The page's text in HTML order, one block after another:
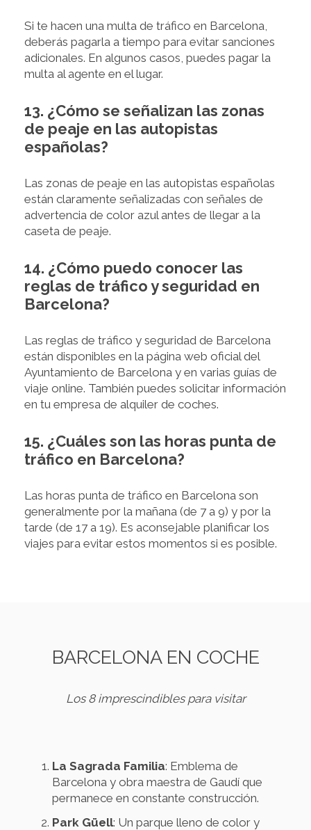
Si te hacen una multa de tráfico en Barcelona,
deberás pagarla a tiempo para evitar sanciones
adicionales. En algunos casos, puedes pagar la
multa al agente en el lugar.
13. ¿Cómo se señalizan las zonas
de peaje en las autopistas
españolas?
Las zonas de peaje en las autopistas españolas
están claramente señalizadas con señales de
advertencia de color azul antes de llegar a la
caseta de peaje.
14. ¿Cómo puedo conocer las
reglas de tráfico y seguridad en
Barcelona?
Las reglas de tráfico y seguridad de Barcelona
están disponibles en la página web oficial del
Ayuntamiento de Barcelona y en varias guías de
viaje online. También puedes solicitar información
en tu empresa de alquiler de coches.
15. ¿Cuáles son las horas punta de
tráfico en Barcelona?
Las horas punta de tráfico en Barcelona son
generalmente por la mañana (de 7 a 9) y por la
tarde (de 17 a 19). Es aconsejable planificar los
viajes para evitar estos momentos si es posible.
BARCELONA EN COCHE
Los 8 imprescindibles para visitar
La Sagrada Familia: Emblema de
Barcelona y obra maestra de Gaudí que
permanece en constante construcción.
Park Güell: Un parque lleno de color y